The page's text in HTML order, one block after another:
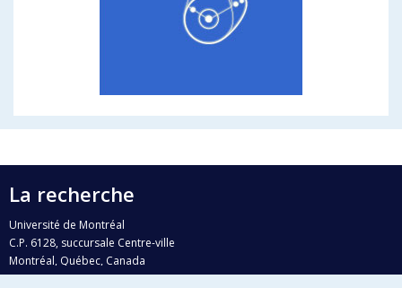
La recherche
Université de Montréal
C.P. 6128, succursale Centre-ville
Montréal, Québec, Canada
H3C 3J7